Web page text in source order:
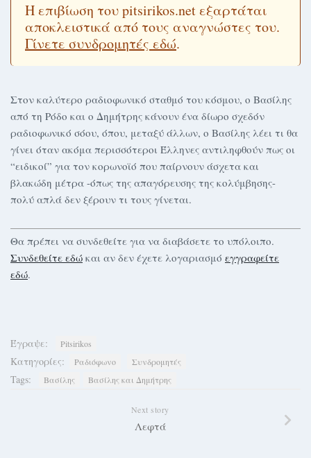
Μόνο για συνδρομητές
Log in
Η επιβίωση του pitsirikos.net εξαρτάται
αποκλειστικά από τους αναγνώστες του.
Γίνετε συνδρομητές εδώ.
Στον καλύτερο ραδιοφωνικό σταθμό του κόσμου, ο Βασίλης
από τη Ρόδο και ο Δημήτρης κάνουν ένα δίωρο σχεδόν
ραδιοφωνικό σόου, όπου, μεταξύ άλλων, ο Βασίλης λέει τι θα
γίνει όταν ακόμα περισσότεροι Έλληνες αντιληφθούν πως οι
“ειδικοί” για τον κορωνοϊό που παίρνουν άσχετα και
βλακώδη μέτρα -όπως της απαγόρευσης της κολύμβησης-
πολύ απλά δεν ξέρουν τι τους γίνεται.
Θα πρέπει να συνδεθείτε για να διαβάσετε το υπόλοιπο.
Συνδεθείτε εδώ και αν δεν έχετε λογαριασμό εγγραφείτε
εδώ.
Έγραψε: Pitsirikos
Κατηγορίες: Ραδιόφωνο Συνδρομητές
Tags: Βασίλης Βασίλης και Δημήτρης
Next story
Λεφτά